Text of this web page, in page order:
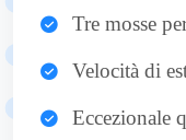
Tre mosse
Velocità di
Eccezionale